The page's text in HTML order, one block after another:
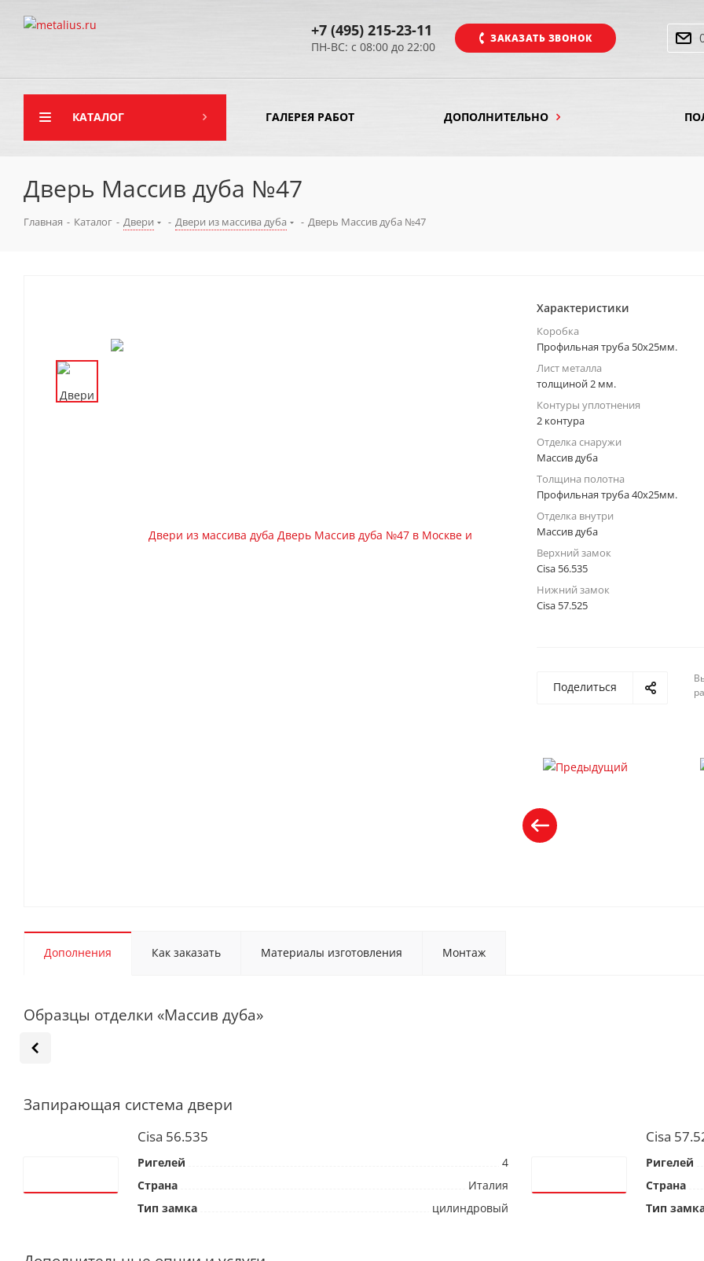
ЗАКАЗАТЬ ЗВОНОК
+7 (495) 215-23-11
ПН-ВС: с 08:00 до 22:00
КАТАЛОГ ГАЛЕРЕЯ РАБОТ ДОПОЛНИТЕЛЬНО
Дверь Массив дуба №47
Главная - Каталог - Двери - Двери из массива дуба - Дверь Массив дуба №47
Характеристики
Коробка
Профильная труба 50х25мм.
Лист металла
толщиной 2 мм.
Контуры уплотнения
2 контура
Отделка снаружи
Массив дуба
Толщина полотна
Профильная труба 40х25мм.
Отделка внутри
Массив дуба
Верхний замок
Cisa 56.535
Нижний замок
Cisa 57.525
Поделиться
Дополнения Как заказать Материалы изготовления Монтаж
Образцы отделки «Массив дуба»
Запирающая система двери
Cisa 56.535
Ригелей
4
Страна
Италия
Тип замка
цилиндровый
Cisa
Ригелей
Страна
Тип